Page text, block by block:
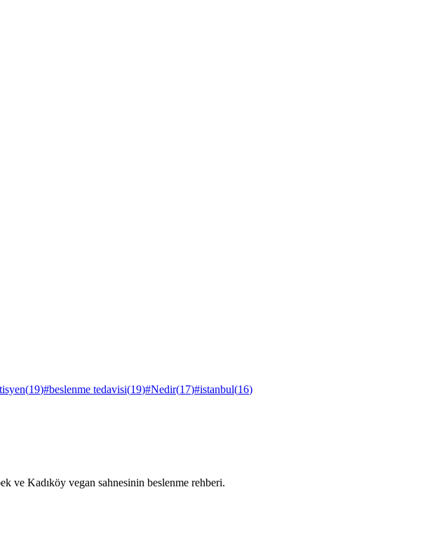
(19)#beslenme tedavisi(19)#Nedir(17)#istanbul(16)
ve Kadıköy vegan sahnesinin beslenme rehberi.